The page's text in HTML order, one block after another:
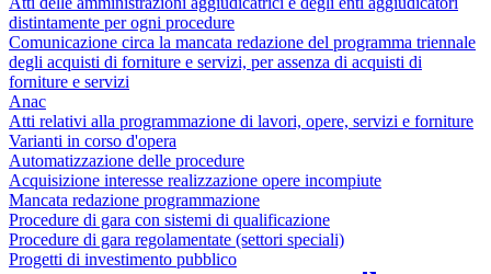
distintamente per ogni procedure
Comunicazione circa la mancata redazione del programma triennale
degli acquisti di forniture e servizi, per assenza di acquisti di
forniture e servizi
Anac
Atti relativi alla programmazione di lavori, opere, servizi e forniture
Varianti in corso d'opera
Automatizzazione delle procedure
Acquisizione interesse realizzazione opere incompiute
Mancata redazione programmazione
Procedure di gara con sistemi di qualificazione
Procedure di gara regolamentate (settori speciali)
Progetti di investimento pubblico